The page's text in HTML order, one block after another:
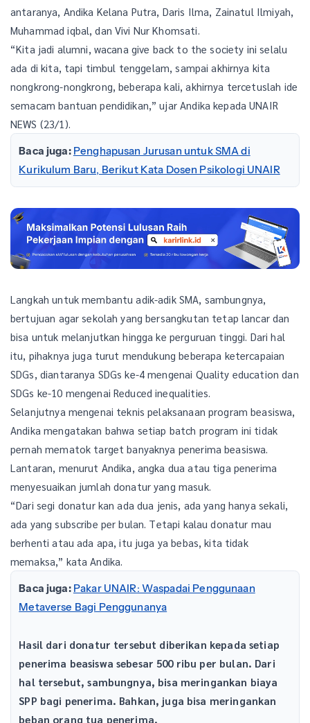
antaranya, Andika Kelana Putra, Daris Ilma, Zainatul Ilmiyah,
Muhammad iqbal, dan Vivi Nur Khomsati.
“Kita jadi alumni, wacana give back to the society ini selalu
ada di kita, tapi timbul tenggelam, sampai akhirnya kita
nongkrong-nongkrong, beberapa kali, akhirnya tercetuslah ide
semacam bantuan pendidikan,” ujar Andika kepada UNAIR
NEWS (23/1).
Baca juga: Penghapusan Jurusan untuk SMA di
Kurikulum Baru, Berikut Kata Dosen Psikologi UNAIR
Langkah untuk membantu adik-adik SMA, sambungnya,
bertujuan agar sekolah yang bersangkutan tetap lancar dan
bisa untuk melanjutkan hingga ke perguruan tinggi. Dari hal
itu, pihaknya juga turut mendukung beberapa ketercapaian
SDGs, diantaranya SDGs ke-4 mengenai Quality education dan
SDGs ke-10 mengenai Reduced inequalities.
Selanjutnya mengenai teknis pelaksanaan program beasiswa,
Andika mengatakan bahwa setiap batch program ini tidak
pernah mematok target banyaknya penerima beasiswa.
Lantaran, menurut Andika, angka dua atau tiga penerima
menyesuaikan jumlah donatur yang masuk.
“Dari segi donatur kan ada dua jenis, ada yang hanya sekali,
ada yang subscribe per bulan. Tetapi kalau donatur mau
berhenti atau ada apa, itu juga ya bebas, kita tidak
memaksa,” kata Andika.
Baca juga: Pakar UNAIR: Waspadai Penggunaan
Metaverse Bagi Penggunanya
Hasil dari donatur tersebut diberikan kepada setiap
penerima beasiswa sebesar 500 ribu per bulan. Dari
hal tersebut, sambungnya, bisa meringankan biaya
SPP bagi penerima. Bahkan, juga bisa meringankan
beban orang tua penerima.